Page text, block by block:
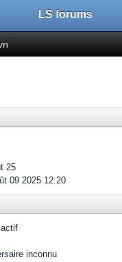
LS forums
25
09 2025 12:20
inconnu